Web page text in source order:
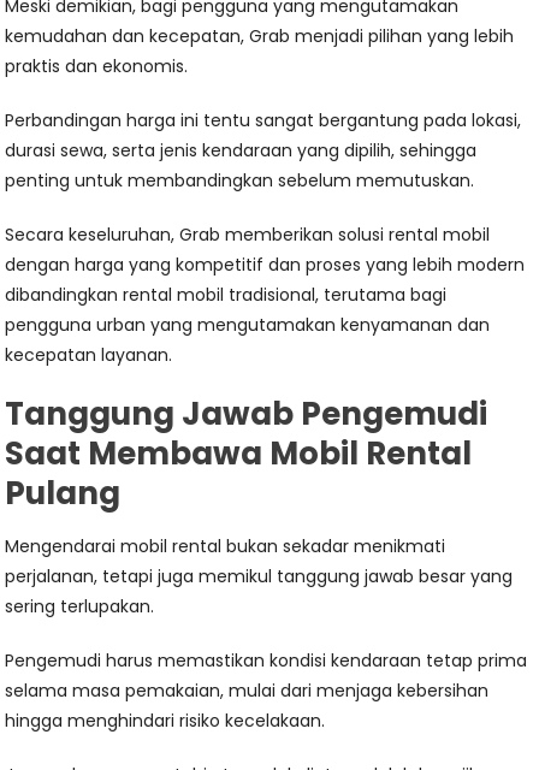
Meski demikian, bagi pengguna yang mengutamakan
kemudahan dan kecepatan, Grab menjadi pilihan yang lebih
praktis dan ekonomis.
Perbandingan harga ini tentu sangat bergantung pada lokasi,
durasi sewa, serta jenis kendaraan yang dipilih, sehingga
penting untuk membandingkan sebelum memutuskan.
Secara keseluruhan, Grab memberikan solusi rental mobil
dengan harga yang kompetitif dan proses yang lebih modern
dibandingkan rental mobil tradisional, terutama bagi
pengguna urban yang mengutamakan kenyamanan dan
kecepatan layanan.
Tanggung Jawab Pengemudi
Saat Membawa Mobil Rental
Pulang
Mengendarai mobil rental bukan sekadar menikmati
perjalanan, tetapi juga memikul tanggung jawab besar yang
sering terlupakan.
Pengemudi harus memastikan kondisi kendaraan tetap prima
selama masa pemakaian, mulai dari menjaga kebersihan
hingga menghindari risiko kecelakaan.